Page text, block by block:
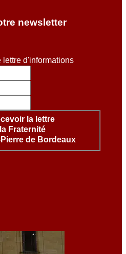
newsletter
lettre d'informations
la lettre
Fraternité
de Bordeaux